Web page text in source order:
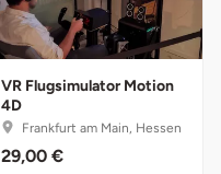
VR Flugsimulator Motion
4D
Frankfurt am Main, Hessen
29,00 €